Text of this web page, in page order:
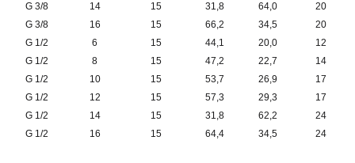
G 3/8
14 15 31,8 64,0
20
G 3/8
16 15 66,2 34,5
20
G 1/2
6 15 44,1 20,0
12
G 1/2
8 15 47,2 22,7
14
G 1/2
10 15 53,7 26,9
17
G 1/2
12 15 57,3 29,3
17
G 1/2
14 15 31,8 62,2
24
G 1/2
16 15 64,4 34,5 24